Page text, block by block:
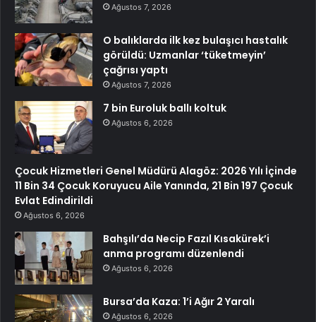
Ağustos 7, 2026
O balıklarda ilk kez bulaşıcı hastalık
görüldü: Uzmanlar ‘tüketmeyin’
çağrısı yaptı
Ağustos 7, 2026
7 bin Euroluk ballı koltuk
Ağustos 6, 2026
Çocuk Hizmetleri Genel Müdürü Alagöz: 2026 Yılı İçinde
11 Bin 34 Çocuk Koruyucu Aile Yanında, 21 Bin 197 Çocuk
Evlat Edindirildi
Ağustos 6, 2026
Bahşılı’da Necip Fazıl Kısakürek’i
anma programı düzenlendi
Ağustos 6, 2026
Bursa’da Kaza: 1’i Ağır 2 Yaralı
Ağustos 6, 2026